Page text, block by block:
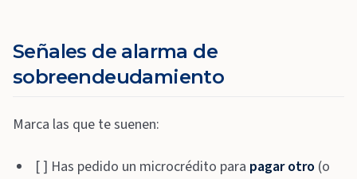
Señales de alarma de
sobreendeudamiento
Marca las que te suenen:
[ ] Has pedido un microcrédito para pagar otro (o